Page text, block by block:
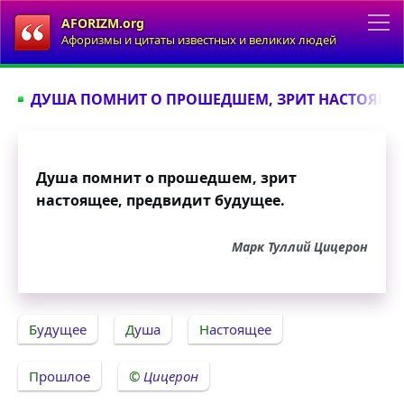
AFORIZM.org
Афоризмы и цитаты известных и великих людей
ДУША ПОМНИТ О ПРОШЕДШЕМ, ЗРИТ
Душа помнит о прошедшем, зрит
настоящее, предвидит будущее.
Марк Туллий Цицерон
Будущее Душа Настоящее
Прошлое Цицерон